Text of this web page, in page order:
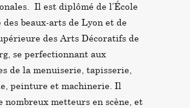
Il est diplômé de l’École
beaux-arts de Lyon et de
des Arts Décoratifs de
se perfectionnant aux
de la menuiserie, tapisserie,
peinture et machinerie. Il
nombreux metteurs en scène, et